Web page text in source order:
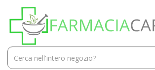
contenuto
principale
Farmacia
Carlo
Alberto
Cerca
Prodotto